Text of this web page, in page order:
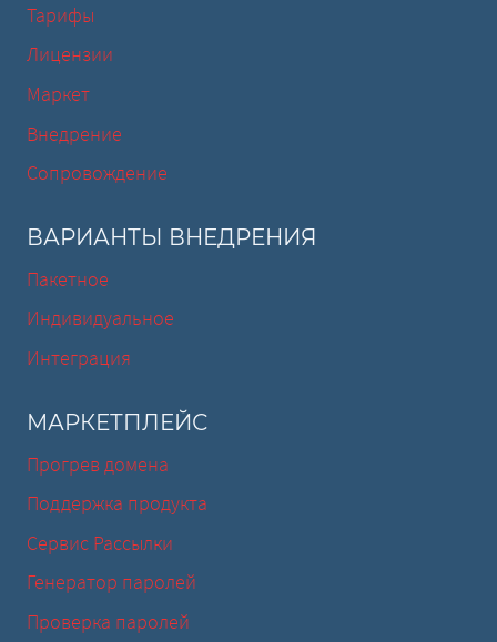
Тарифы
Лицензии
Маркет
Внедрение
Сопровождение
ВАРИАНТЫ ВНЕДРЕНИЯ
Пакетное
Индивидуальное
Интеграция
МАРКЕТПЛЕЙС
Прогрев домена
Поддержка продукта
Сервис Рассылки
Генератор паролей
Проверка паролей